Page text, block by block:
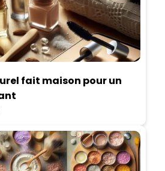
fait maison pour un